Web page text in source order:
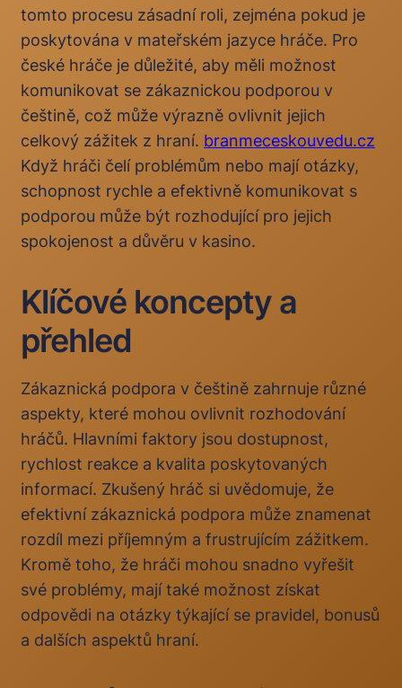
tomto procesu zásadní roli, zejména pokud je
poskytována v mateřském jazyce hráče. Pro
české hráče je důležité, aby měli možnost
komunikovat se zákaznickou podporou v
češtině, což může výrazně ovlivnit jejich
celkový zážitek z hraní. branmeceskouvedu.cz
Když hráči čelí problémům nebo mají otázky,
schopnost rychle a efektivně komunikovat s
podporou může být rozhodující pro jejich
spokojenost a důvěru v kasino.
Klíčové koncepty a
přehled
Zákaznická podpora v češtině zahrnuje různé
aspekty, které mohou ovlivnit rozhodování
hráčů. Hlavními faktory jsou dostupnost,
rychlost reakce a kvalita poskytovaných
informací. Zkušený hráč si uvědomuje, že
efektivní zákaznická podpora může znamenat
rozdíl mezi příjemným a frustrujícím zážitkem.
Kromě toho, že hráči mohou snadno vyřešit
své problémy, mají také možnost získat
odpovědi na otázky týkající se pravidel, bonusů
a dalších aspektů hraní.